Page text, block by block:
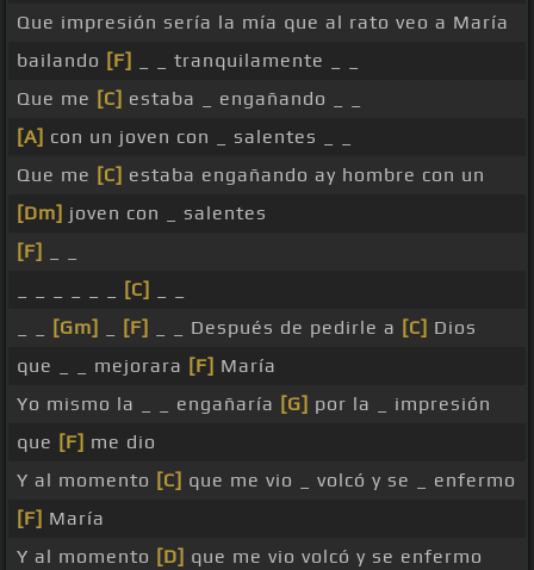
Que impresión sería la mía que al rato veo a María
bailando [F]
_ _ tranquilamente _ _
Que me [C] estaba _ engañando _ _
[A] con un joven con _ salentes _ _
Que me [C] estaba engañando ay hombre con un
[Dm] joven con _ salentes
[F]
[C]
[Gm] [F] _ _ Después de pedirle a [C] Dios
que _ _ mejorara [F] María
Yo mismo la _ _ engañaría [G] por la _ impresión
que [F] me dio
Y al momento [C] que me vio _ volcó y se _ enfermo
[F] María
Y al momento [D] que me vio volcó y se enfermo